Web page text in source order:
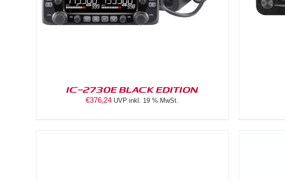
IC-2730E BLACK EDITION
€376,24 UVP inkl. 19 % MwSt.